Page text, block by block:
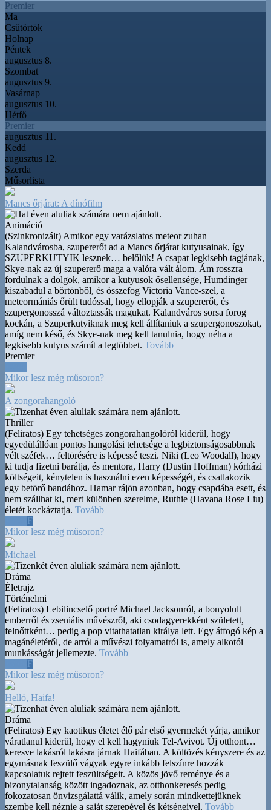
Premier
Ma
Csütörtök
Holnap
Péntek
augusztus 8.
Szombat
augusztus 9.
Vasárnap
augusztus 10.
Hétfő
Premier
augusztus 11.
Kedd
augusztus 12.
Szerda
Műsorlista
Mancs őrjárat: A dínófilm
Animáció
(Szinkronizált) Amikor egy varázslatos meteor zuhan
Kalandvárosba, szupererőt ad a Mancs őrjárat kutyusainak, így
SZUPERKUTYIK lesznek… belőlük! A csapat legkisebb tagjának,
Skye-nak az új szupererő maga a valóra vált álom. Ám rosszra
fordulnak a dolgok, amikor a kutyusok ősellensége, Humdinger
kiszabadul a börtönből, és összefog Victoria Vance-szel, a
meteormániás őrült tudóssal, hogy ellopják a szupererőt, és
szupergonosszá változtassák magukat. Kalandváros sorsa forog
kockán, a Szuperkutyiknak meg kell állítaniuk a szupergonoszokat,
amíg nem késő, és Skye-nak meg kell tanulnia, hogy néha a
legkisebb kutyus számít a legtöbbet. Tovább
Premier
Mikor lesz még műsoron?
A zongorahangoló
Thriller
(Feliratos) Egy tehetséges zongorahangolóról kiderül, hogy
egyedülállóan pontos hangolási tehetsége a legbiztonságosabbnak
vélt széfek… feltörésére is képessé teszi. Niki (Leo Woodall), hogy
ki tudja fizetni barátja, és mentora, Harry (Dustin Hoffman) kórházi
költségeit, kénytelen is használni ezen képességét, és csatlakozik
egy betörő bandához. Hamar rájön azonban, hogy csapdába esett, és
nem szállhat ki, mert különben szerelme, Ruthie (Havana Rose Liu)
életét kockáztatja. Tovább
F
Mikor lesz még műsoron?
Michael
Dráma
Életrajz
Történelmi
(Feliratos) Lebilincselő portré Michael Jacksonról, a bonyolult
emberről és zseniális művészről, aki csodagyerekként született,
felnőttként… pedig a pop vitathatatlan királya lett. Egy átfogó kép a
magánéletéről, de arról a művészi folyamatról is, amely alkotói
munkásságát jellemezte. Tovább
F
Mikor lesz még műsoron?
Helló, Haifa!
Dráma
(Feliratos) Egy kaotikus életet élő pár első gyermekét várja, amikor
váratlanul kiderül, hogy el kell hagyniuk Tel-Avivot. Új otthont…
keresve lakásról lakásra járnak Haifában. A költözés kényszere és az
egymásnak feszülő vágyak egyre inkább felszínre hozzák
kapcsolatuk rejtett feszültségeit. A közös jövő reménye és a
bizonytalanság között ingadoznak, az otthonkeresés pedig
fokozatosan önvizsgálattá válik, amely során mindkettejüknek
szembe kell néznie a saját szerepével és kétségeivel. Tovább